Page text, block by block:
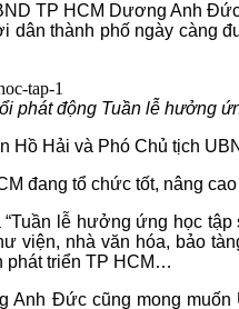
TP HCM Dương Anh
dân thành phố ngày càng
phát động Tuần lễ hưởng
Hồ Hải và Phó Chủ tịch
đang tổ chức tốt, nâng
lễ hưởng ứng học
viện, nhà văn hóa, bảo
phát triển TP HCM…
Anh Đức cũng mong